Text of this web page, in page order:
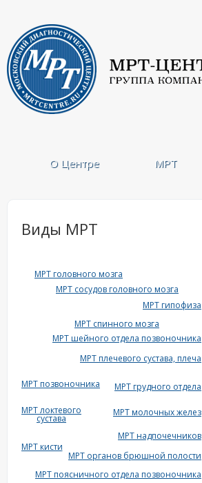
О Центре МРТ
Виды МРТ
МРТ головного мозга
МРТ сосудов головного мозга
МРТ гипофиза
МРТ шейного отдела позвоночника
МРТ плечевого сустава, плеча
МРТ позвоночника
МРТ грудного отдела
МРТ локтевого
сустава
МРТ молочных желез
МРТ надпочечников
МРТ кисти
МРТ органов брюшной полости
МРТ поясничного отдела позвоночника
МРТ спинного мозга